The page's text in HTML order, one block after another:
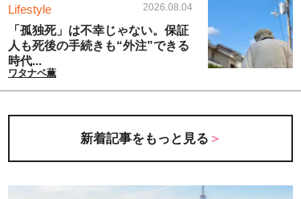
Lifestyle 2026.08.04
「孤独死」は不幸じゃない。保証
人も死後の手続きも“外注”できる
時代...
ワタナベ薫
新着記事をもっと見る